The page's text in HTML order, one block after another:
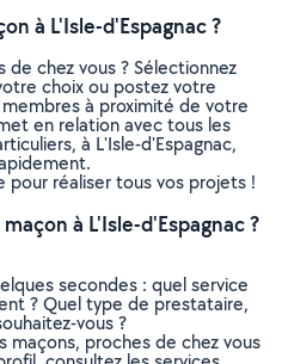
à L'Isle-d'Espagnac ?
de chez vous ? Sélectionnez
choix ou postez votre
à proximité de votre
en relation avec tous les
à L'Isle-d'Espagnac,
pour réaliser tous vos projets !
à L'Isle-d'Espagnac ?
secondes : quel service
? Quel type de prestataire,
vous ?
maçons, proches de chez vous